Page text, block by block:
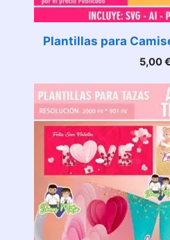
Plantillas para
5,00€